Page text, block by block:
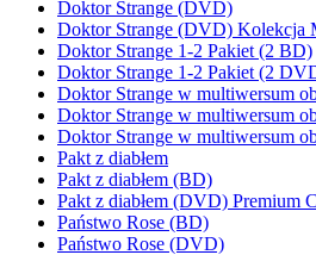
Doktor Strange (DVD)
Doktor Strange (DVD) Kolekcja
Doktor Strange 1-2 Pakiet (2 BD)
Doktor Strange 1-2 Pakiet (2
Doktor Strange w multiwersum
Doktor Strange w multiwersum
Doktor Strange w multiwersum
Pakt z diabłem
Pakt z diabłem (BD)
Pakt z diabłem (DVD) Premium
Państwo Rose (BD)
Państwo Rose (DVD)